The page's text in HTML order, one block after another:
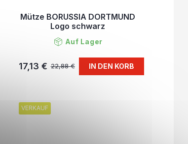
Mütze BORUSSIA DORTMUND
Logo schwarz
Auf Lager
22,88 €
17,13 € IN DEN KORB
VERKAUF